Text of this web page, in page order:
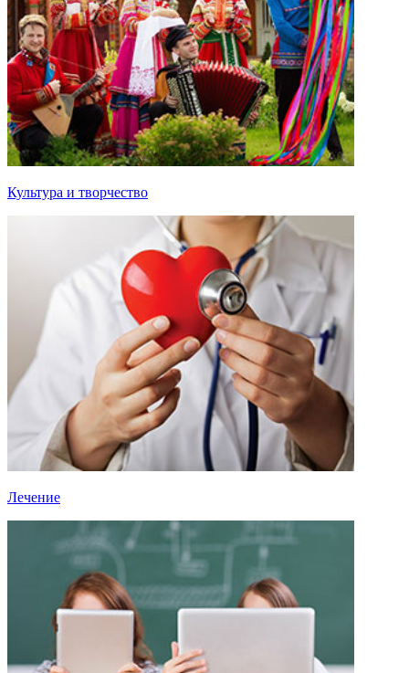
Культура и творчество
Лечение